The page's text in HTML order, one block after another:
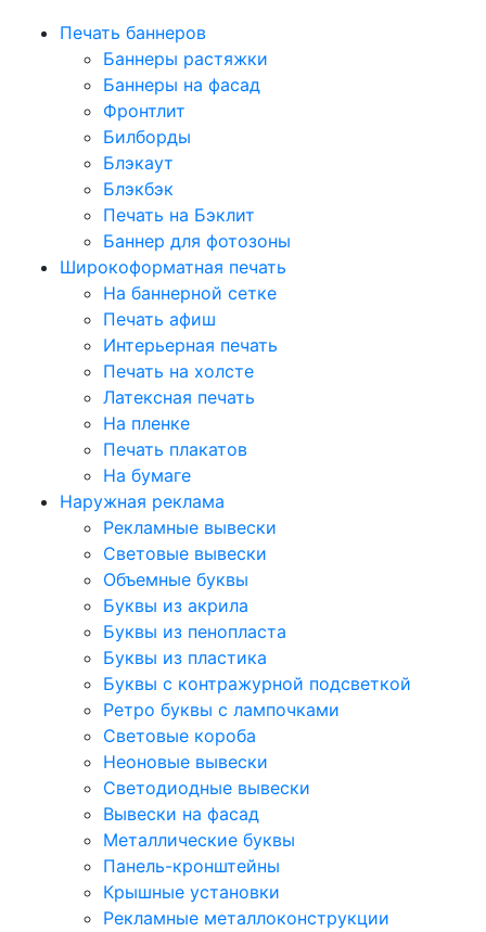
Печать баннеров
Баннеры растяжки
Баннеры на фасад
Фронтлит
Билборды
Блэкаут
Блэкбэк
Печать на Бэклит
Баннер для фотозоны
Широкоформатная печать
На баннерной сетке
Печать афиш
Интерьерная печать
Печать на холсте
Латексная печать
На пленке
Печать плакатов
На бумаге
Наружная реклама
Рекламные вывески
Световые вывески
Объемные буквы
Буквы из акрила
Буквы из пенопласта
Буквы из пластика
Буквы с контражурной подсветкой
Ретро буквы с лампочками
Световые короба
Неоновые вывески
Светодиодные вывески
Вывески на фасад
Металлические буквы
Панель-кронштейны
Крышные установки
Рекламные металлоконструкции